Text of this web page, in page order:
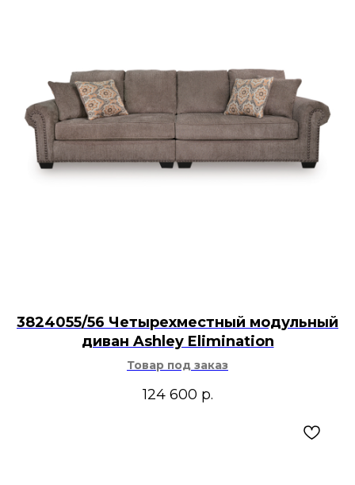
3824055/56 Четырехместный модульный
диван Ashley Elimination
Товар под заказ
124 600 р.